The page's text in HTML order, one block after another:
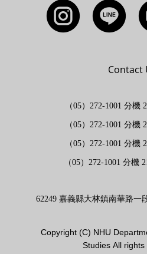
Contact
（05）272-1001 分
（05）272-1001 分
（05）272-1001 分
（05）272-1001 分
62249 嘉義縣大林鎮南華路一
Copyright (C) NHU
Studies All rights